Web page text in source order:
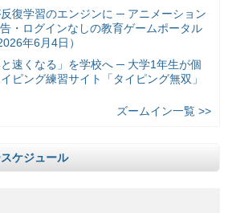
反復学習のエンジンに ─ アニメーション
・ログインなしの教育ゲームポータル
年6月4日）
と速くなる」を学校へ ─ 大学1年生が個
ピング練習サイト「タイピング無双」
ズームイン一覧 >>
ケジュール